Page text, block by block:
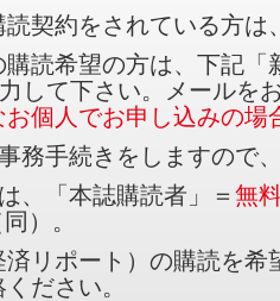
契約をされている方は
読希望の方は、下記「
して下さい。メールを
お個人でお申し込みの場
務手続きをしますので
、「本誌購読者」＝無
同）。
リポート）の購読を希
ださい。